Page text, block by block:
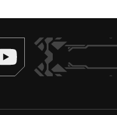
ヴァンガードch